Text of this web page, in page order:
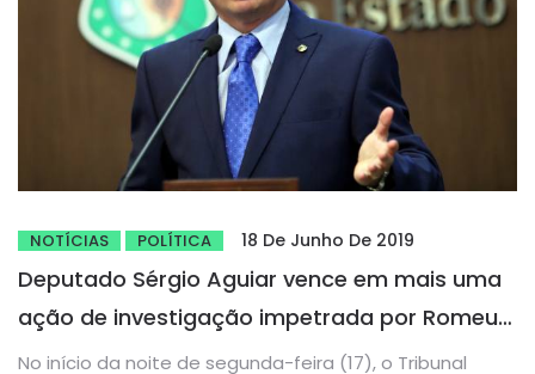
NOTÍCIAS POLÍTICA 18 De Junho De 2019
Deputado Sérgio Aguiar vence em mais uma
ação de investigação impetrada por Romeu
Aldigueri
No início da noite de segunda-feira (17), o Tribunal